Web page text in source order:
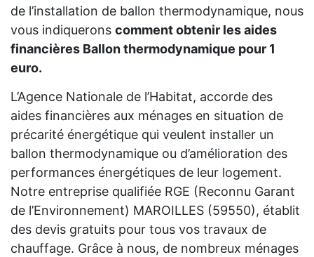
de l’installation de ballon thermodynamique, nous
vous indiquerons comment obtenir les aides
financières Ballon thermodynamique pour 1
euro.
L’Agence Nationale de l’Habitat, accorde des
aides financières aux ménages en situation de
précarité énergétique qui veulent installer un
ballon thermodynamique ou d’amélioration des
performances énergétiques de leur logement.
Notre entreprise qualifiée RGE (Reconnu Garant
de l’Environnement) MAROILLES (59550), établit
des devis gratuits pour tous vos travaux de
chauffage. Grâce à nous, de nombreux ménages